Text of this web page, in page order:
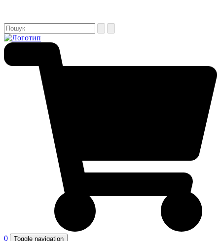
0 Toggle navigation